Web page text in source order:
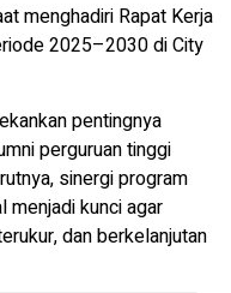
menghadiri Rapat Kerja
2025–2030 di City
pentingnya
perguruan tinggi
sinergi program
menjadi kunci agar
dan berkelanjutan